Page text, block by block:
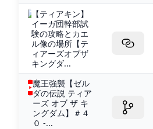
【ティアキン】
イーガ団幹部試
験の攻略とカエ
ル像の場所【テ
ィアーズオブザ
キングダ...
魔王強襲【ゼル
ダの伝説 ティア
ーズ オブ ザ キ
ングダム】＃４
０ -...